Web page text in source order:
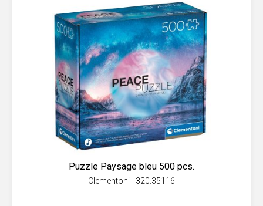
Puzzle Paysage bleu 500 pcs.
Clementoni - 320.35116